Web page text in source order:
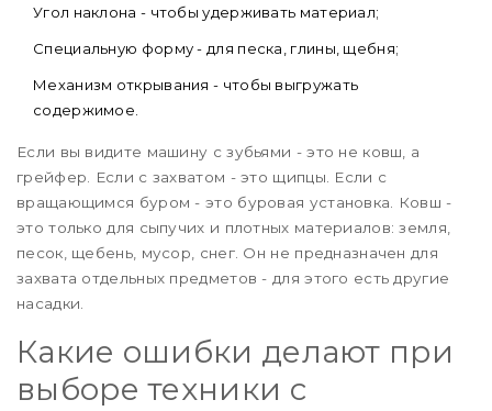
Угол наклона - чтобы удерживать материал;
Специальную форму - для песка, глины, щебня;
Механизм открывания - чтобы выгружать
содержимое.
Если вы видите машину с зубьями - это не ковш, а
грейфер. Если с захватом - это щипцы. Если с
вращающимся буром - это буровая установка. Ковш -
это только для сыпучих и плотных материалов: земля,
песок, щебень, мусор, снег. Он не предназначен для
захвата отдельных предметов - для этого есть другие
насадки.
Какие ошибки делают при
выборе техники с